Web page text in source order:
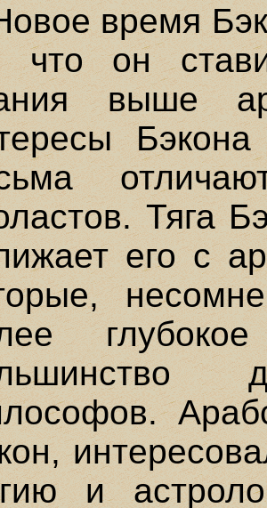
время
что он
выше
Тяга
его с
и